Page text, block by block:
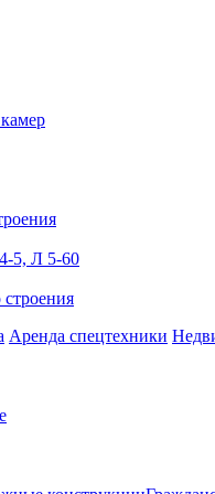
5, Л 5-60
Аренда спецтехники